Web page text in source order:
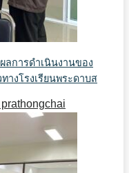
ลการดำเนินงานของ
างโรงเรียนพระดาบส